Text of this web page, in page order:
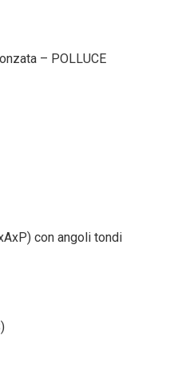
– POLLUCE
con angoli tondi